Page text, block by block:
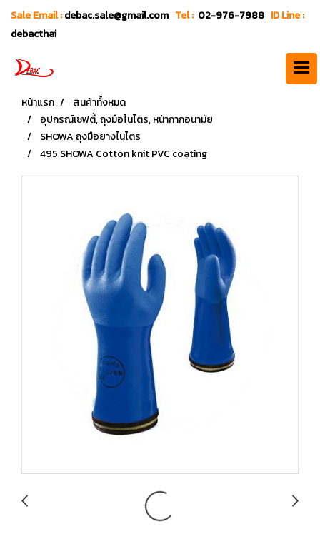
Sale Email :debac.sale@gmail.com Tel : 02-976-7988 ID Line :
debacthai
หน้าแรก
สินค้าทั้งหมด
อุปกรณ์เซฟตี้, ถุงมือไนไตร, หน้ากากอนามัย
SHOWA ถุงมือยางไนไตร
495 SHOWA Cotton knit PVC coating